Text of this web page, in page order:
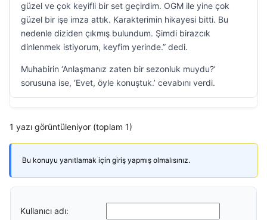
güzel ve çok keyifli bir set geçirdim. OGM ile yine çok
güzel bir işe imza attık. Karakterimin hikayesi bitti. Bu
nedenle diziden çıkmış bulundum. Şimdi birazcık
dinlenmek istiyorum, keyfim yerinde.” dedi.
Muhabirin ‘Anlaşmanız zaten bir sezonluk muydu?’
sorusuna ise, ‘Evet, öyle konuştuk.’ cevabını verdi.
1 yazı görüntüleniyor (toplam 1)
Bu konuyu yanıtlamak için giriş yapmış olmalısınız.
Kullanıcı adı: